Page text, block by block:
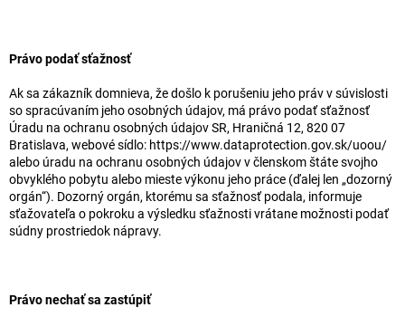
Právo podať sťažnosť
Ak sa zákazník domnieva, že došlo k porušeniu jeho práv v súvislosti
so spracúvaním jeho osobných údajov, má právo podať sťažnosť
Úradu na ochranu osobných údajov SR, Hraničná 12, 820 07
Bratislava, webové sídlo: https://www.dataprotection.gov.sk/uoou/
alebo úradu na ochranu osobných údajov v členskom štáte svojho
obvyklého pobytu alebo mieste výkonu jeho práce (ďalej len „dozorný
orgán“). Dozorný orgán, ktorému sa sťažnosť podala, informuje
sťažovateľa o pokroku a výsledku sťažnosti vrátane možnosti podať
súdny prostriedok nápravy.
Právo nechať sa zastúpiť